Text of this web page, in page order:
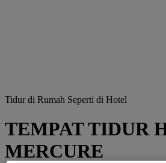
Tidur di Rumah Seperti di Hotel
TEMPAT TIDUR
MERCURE